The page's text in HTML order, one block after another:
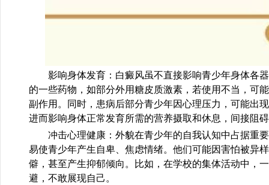
影响身体发育：白癜风虽不直接影响青少年身体各器
的一些药物，如部分外用糖皮质激素，若使用不当，可
副作用。同时，患病后部分青少年因心理压力，可能出
进而影响身体正常发育所需的营养摄取和休息，间接阻
冲击心理健康：外貌在青少年的自我认知中占据重要
易使青少年产生自卑、焦虑情绪。他们可能因害怕被异
僻，甚至产生抑郁倾向。比如，在学校的集体活动中，
避，不敢展现自己。